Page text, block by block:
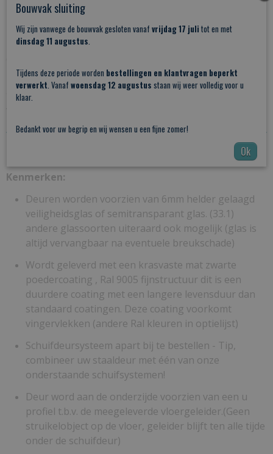
SSVNR6
Dezestalen schuifdeur
Het gemak van een schuifdeur gecombineerd met de
trend van staal dat al decennia lang terugkomt in zowel
Kenmerken:
Deuren worden voorzien van 6mm helder gelaagd
veiligheidsglas of semitransparant glas. (33.1)
andere glassoorten uiteraard ook mogelijk (glas is
altijd vervangbaar na eventuele breukschade)
Wordt geleverd met een krasvaste mat zwarte
poedercoating , Ral 9005 fijnstructuur dit is een
duurdere coating met een langere levensduur dan
standaard coatingen. Deze coating voorkomt
vingervlekken (andere Ral kleuren in optielijst)
Schuifdeursysteem apart bij te bestellen - Tip,
combineer uw staaldeur met één van onze
onderstaande schuifsystemen!
Deur word aan de onderzijde voorzien van een u
profiel t.b.v. de meegeleverde vloergeleider.(Geen
struikelobject op de vloer, geleider blijft ten alle tijde
onder de schuifdeur)
Bouwvak sluiting
Wij zijn vanwege de bouwvak gesloten vanaf vrijdag 17 juli tot en met
dinsdag 11 augustus.
Tijdens deze periode worden bestellingen en klantvragen beperkt
verwerkt. Vanaf woensdag 12 augustus staan wij weer volledig voor u
klaar.
Bedankt voor uw begrip en wij wensen u een fijne zomer!
Ok